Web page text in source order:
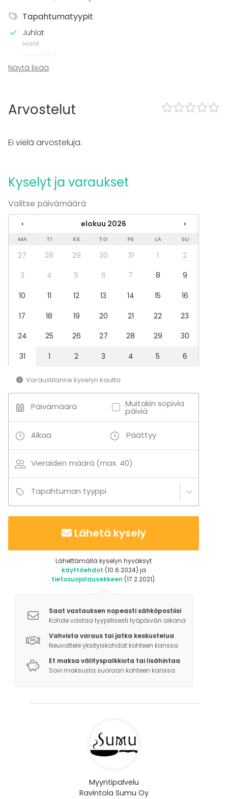
Tapahtumatyypit
Juhlat
Häät
Illallinen / lounas
Esitys / näytös
Elämys / aktiviteetti
Tilatyypit
Ravintola
Näytä lisää
Arvostelut
Ei vielä arvosteluja.
Kyselyt ja varaukset
Valitse päivämäärä
‹ elokuu 2026 ›
MA TI KE TO PE LA SU
27 28 29 30 31 1
2
3
4 5 6 7 8
9
10
11 12 13 14 15
16
17
18 19 20 21 22
23
24
25 26 27 28 29
30
31
1 2 3 4 5 6
Varaustilanne kyselyn kautta
Päivämäärä Muitakin sopivia
päiviä
Alkaa Päättyy
Vieraiden määrä (max. 40)
Tapahtuman tyyppi
Lähetä kysely
Lähettämällä kyselyn hyväksyt
käyttöehdot (10.6.2024) ja
tietosuojalausekkeen (17.2.2021).
Saat vastauksen nopeasti sähköpostiisi
Kohde vastaa tyypillisesti työpäivän aikana
Vahvista varaus tai jatka keskustelua
Neuvottele yksityiskohdat kohteen kanssa
Et maksa välityspalkkiota tai lisähintaa
Sovi maksusta suoraan kohteen kanssa
Myyntipalvelu
Ravintola Sumu Oy